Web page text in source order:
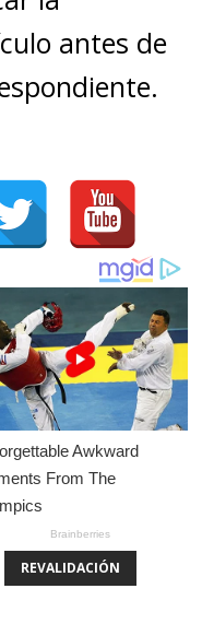
antes de
REVALIDACIÓN